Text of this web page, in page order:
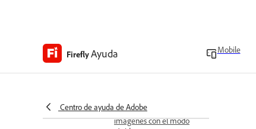
FireflyAyuda Mobile
Centro de ayuda de Adobe
texto eficaces
Mejorar indicaciones para
Generación rápida de
imágenes con el modo